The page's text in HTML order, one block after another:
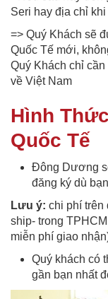
Seri hay địa chỉ
=> Quý Khách sẽ
Quốc Tế mới,
Quý Khách chỉ
về Việt Nam
Hình
Quốc Tế
Đông Dương
đăng ký dù
Lưu ý: chi phí trên
ship- trong
miễn phí giao
Quý khách có
gần bạn nhất